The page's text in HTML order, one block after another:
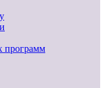
программ